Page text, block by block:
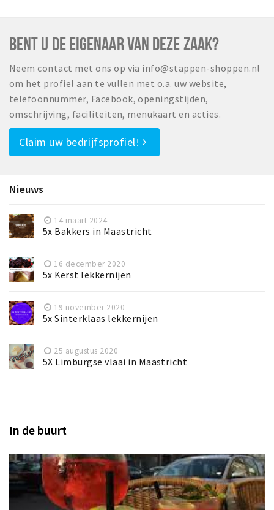
BENT U DE EIGENAAR VAN DEZE ZAAK?
Neem contact met ons op via info@stappen-shoppen.nl
om het profiel aan te vullen met o.a. uw website,
telefoonnummer, Facebook, openingstijden,
omschrijving, faciliteiten, menukaart en acties.
Claim uw bedrijfsprofiel!
Nieuws
14 maart 2024
5x Bakkers in Maastricht
16 december 2020
5x Kerst lekkernijen
19 november 2020
5x Sinterklaas lekkernijen
25 augustus 2020
5X Limburgse vlaai in Maastricht
In de buurt